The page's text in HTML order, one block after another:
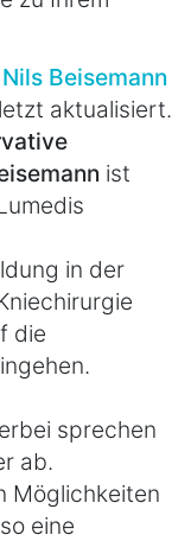
Nils Beisemann
aktualisiert.
ist
in der
die
sprechen
ab.
Möglichkeiten
eine